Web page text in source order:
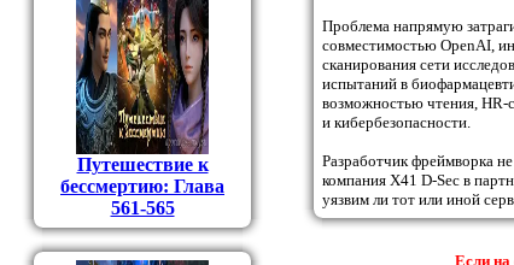
Путешествие к
бессмертию: Глава
561-565
Проблема напрямую
совместимостью OpenAI,
сканирования сети
испытаний в
возможностью чтения, HR-
и кибербезопасности.
Разработчик фреймворка
компания X41 D-Sec в
уязвим ли тот или иной
Если на